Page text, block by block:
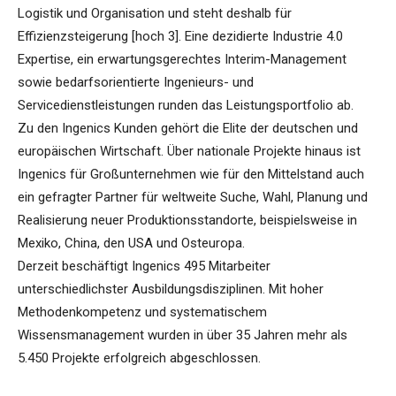
Logistik und Organisation und steht deshalb für
Effizienzsteigerung [hoch 3]. Eine dezidierte Industrie 4.0
Expertise, ein erwartungsgerechtes Interim-Management
sowie bedarfsorientierte Ingenieurs- und
Servicedienstleistungen runden das Leistungsportfolio ab.
Zu den Ingenics Kunden gehört die Elite der deutschen und
europäischen Wirtschaft. Über nationale Projekte hinaus ist
Ingenics für Großunternehmen wie für den Mittelstand auch
ein gefragter Partner für weltweite Suche, Wahl, Planung und
Realisierung neuer Produktionsstandorte, beispielsweise in
Mexiko, China, den USA und Osteuropa.
Derzeit beschäftigt Ingenics 495 Mitarbeiter
unterschiedlichster Ausbildungsdisziplinen. Mit hoher
Methodenkompetenz und systematischem
Wissensmanagement wurden in über 35 Jahren mehr als
5.450 Projekte erfolgreich abgeschlossen.